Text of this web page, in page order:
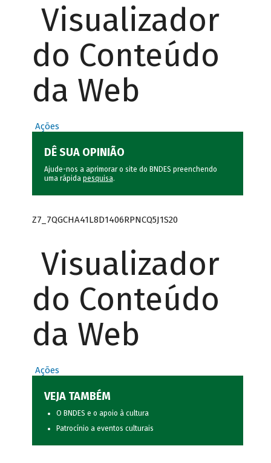
Visualizador
do Conteúdo
da Web
Ações
DÊ SUA OPINIÃO
Ajude-nos a aprimorar o site do BNDES preenchendo
uma rápida pesquisa.
Z7_7QGCHA41L8D1406RPNCQ5J1S20
Visualizador
do Conteúdo
da Web
Ações
VEJA TAMBÉM
O BNDES e o apoio à cultura
Patrocínio a eventos culturais